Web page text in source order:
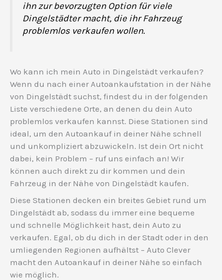
ihn zur bevorzugten Option für viele
Dingelstädter macht, die ihr Fahrzeug
problemlos verkaufen wollen.
Wo kann ich mein Auto in Dingelstädt verkaufen?
Wenn du nach einer Autoankaufstation in der Nähe
von Dingelstädt suchst, findest du in der folgenden
Liste verschiedene Orte, an denen du dein Auto
problemlos verkaufen kannst. Diese Stationen sind
ideal, um den Autoankauf in deiner Nähe schnell
und unkompliziert abzuwickeln. Ist dein Ort nicht
dabei, kein Problem – ruf uns einfach an! Wir
können auch direkt zu dir kommen und dein
Fahrzeug in der Nähe von Dingelstädt kaufen.
Diese Stationen decken ein breites Gebiet rund um
Dingelstädt ab, sodass du immer eine bequeme
und schnelle Möglichkeit hast, dein Auto zu
verkaufen. Egal, ob du dich in der Stadt oder in den
umliegenden Regionen aufhältst – Auto Clever
macht den Autoankauf in deiner Nähe so einfach
wie möglich.